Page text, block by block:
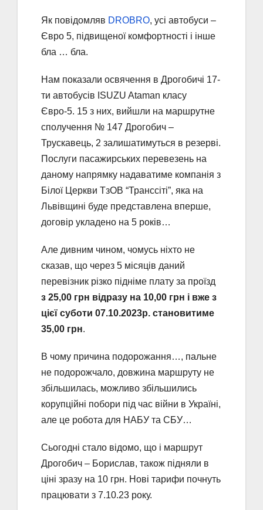
Як повідомляв DROBRO, усі автобуси –
Євро 5, підвищеної комфортності і інше
бла … бла.
Нам показали освячення в Дрогобичі 17-
ти автобусів ISUZU Ataman класу
Євро-5. 15 з них, вийшли на маршрутне
сполучення № 147 Дрогобич –
Трускавець, 2 залишатимуться в резерві.
Послуги пасажирських перевезень на
даному напрямку надаватиме компанія з
Білої Церкви ТзОВ “Транссіті”, яка на
Львівщині буде представлена вперше,
договір укладено на 5 років…
Але дивним чином, чомусь ніхто не
сказав, що через 5 місяців даний
перевізник різко підніме плату за проїзд
з 25,00 грн відразу на 10,00 грн і вже з
цієї суботи 07.10.2023р. становитиме
35,00 грн.
В чому причина подорожання…, пальне
не подорожчало, довжина маршруту не
збільшилась, можливо збільшились
корупційні побори під час війни в Україні,
але це робота для НАБУ та СБУ…
Сьогодні стало відомо, що і маршрут
Дрогобич – Борислав, також підняли в
ціні зразу на 10 грн. Нові тарифи почнуть
працювати з 7.10.23 року.